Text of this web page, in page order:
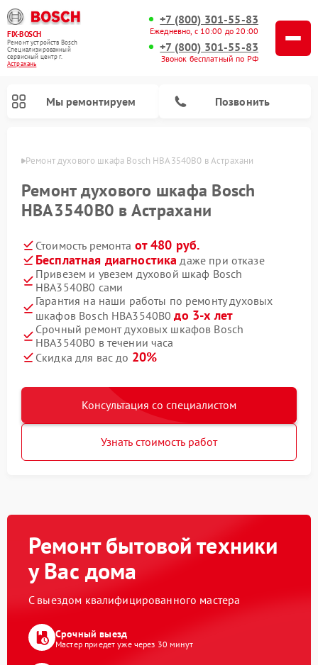
FIX-BOSCH
Ремонт устройств Bosch
Специализированный
cервисный центр г.
Астрахань
+7 (800) 301-55-83
Ежедневно, с 10:00 до 20:00
+7 (800) 301-55-83
Звонок бесплатный по РФ
Мы ремонтируем Позвонить
Ремонт духового шкафа Bosch HBA3540B0 в Астрахани
Ремонт духового шкафа Bosch
HBA3540B0 в Астрахани
Стоимость ремонта от 480 руб.
Бесплатная диагностика даже при отказе
Привезем и увезем духовой шкаф Bosch
HBA3540B0 сами
Гарантия на наши работы по ремонту духовых
шкафов Bosch HBA3540B0до 3-х лет
Срочный ремонт духовых шкафов Bosch
HBA3540B0 в течении часа
Скидка для вас до 20%
Консультация со специалистом
Узнать стоимость работ
Ремонт бытовой техники
у Вас дома
С выездом квалифицированного мастера
Срочный выезд
Мастер приедет уже через 30 минут